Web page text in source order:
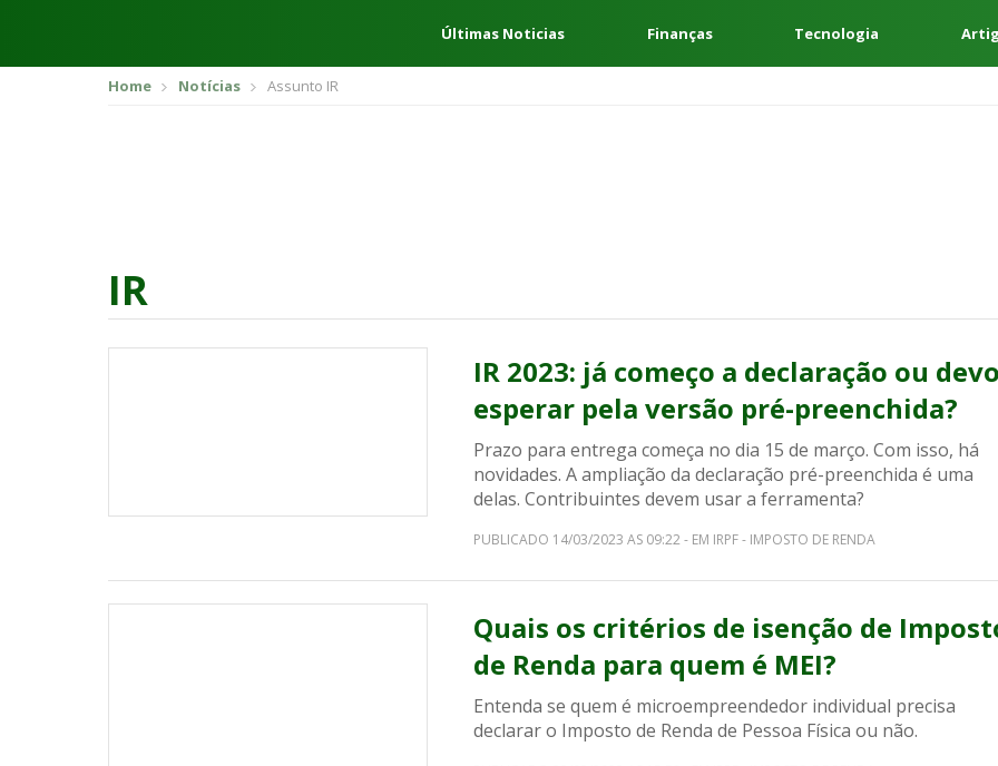
Últimas Noticias Finanças Tecnologia
Home Notícias Assunto IR
IR
IR 2023: já começo a declaração ou
esperar pela versão pré-preenchida?
Prazo para entrega começa no dia 15 de março. Com isso, há
novidades. A ampliação da declaração pré-preenchida é uma
delas. Contribuintes devem usar a ferramenta?
PUBLICADO 14/03/2023 AS 09:22 - EM IRPF - IMPOSTO DE RENDA
Quais os critérios de isenção de
de Renda para quem é MEI?
Entenda se quem é microempreendedor individual precisa
declarar o Imposto de Renda de Pessoa Física ou não.